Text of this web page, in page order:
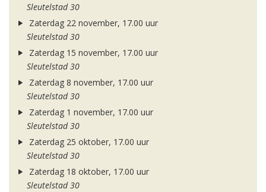
Sleutelstad 30
Zaterdag 22 november, 17.00 uur
Sleutelstad 30
Zaterdag 15 november, 17.00 uur
Sleutelstad 30
Zaterdag 8 november, 17.00 uur
Sleutelstad 30
Zaterdag 1 november, 17.00 uur
Sleutelstad 30
Zaterdag 25 oktober, 17.00 uur
Sleutelstad 30
Zaterdag 18 oktober, 17.00 uur
Sleutelstad 30